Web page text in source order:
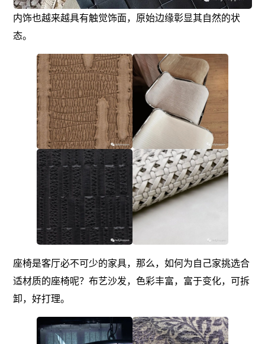
内饰也越来越具有触觉饰面，原始边缘彰显其自然的状
态。
座椅是客厅必不可少的家具，那么，如何为自己家挑选合
适材质的座椅呢？布艺沙发，色彩丰富，富于变化，可拆
卸，好打理。